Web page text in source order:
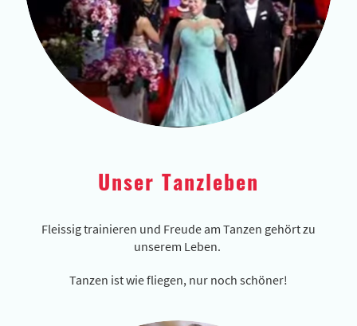
Unser Tanzleben
Fleissig trainieren und Freude am Tanzen gehört zu
unserem Leben.
Tanzen ist wie fliegen, nur noch schöner!